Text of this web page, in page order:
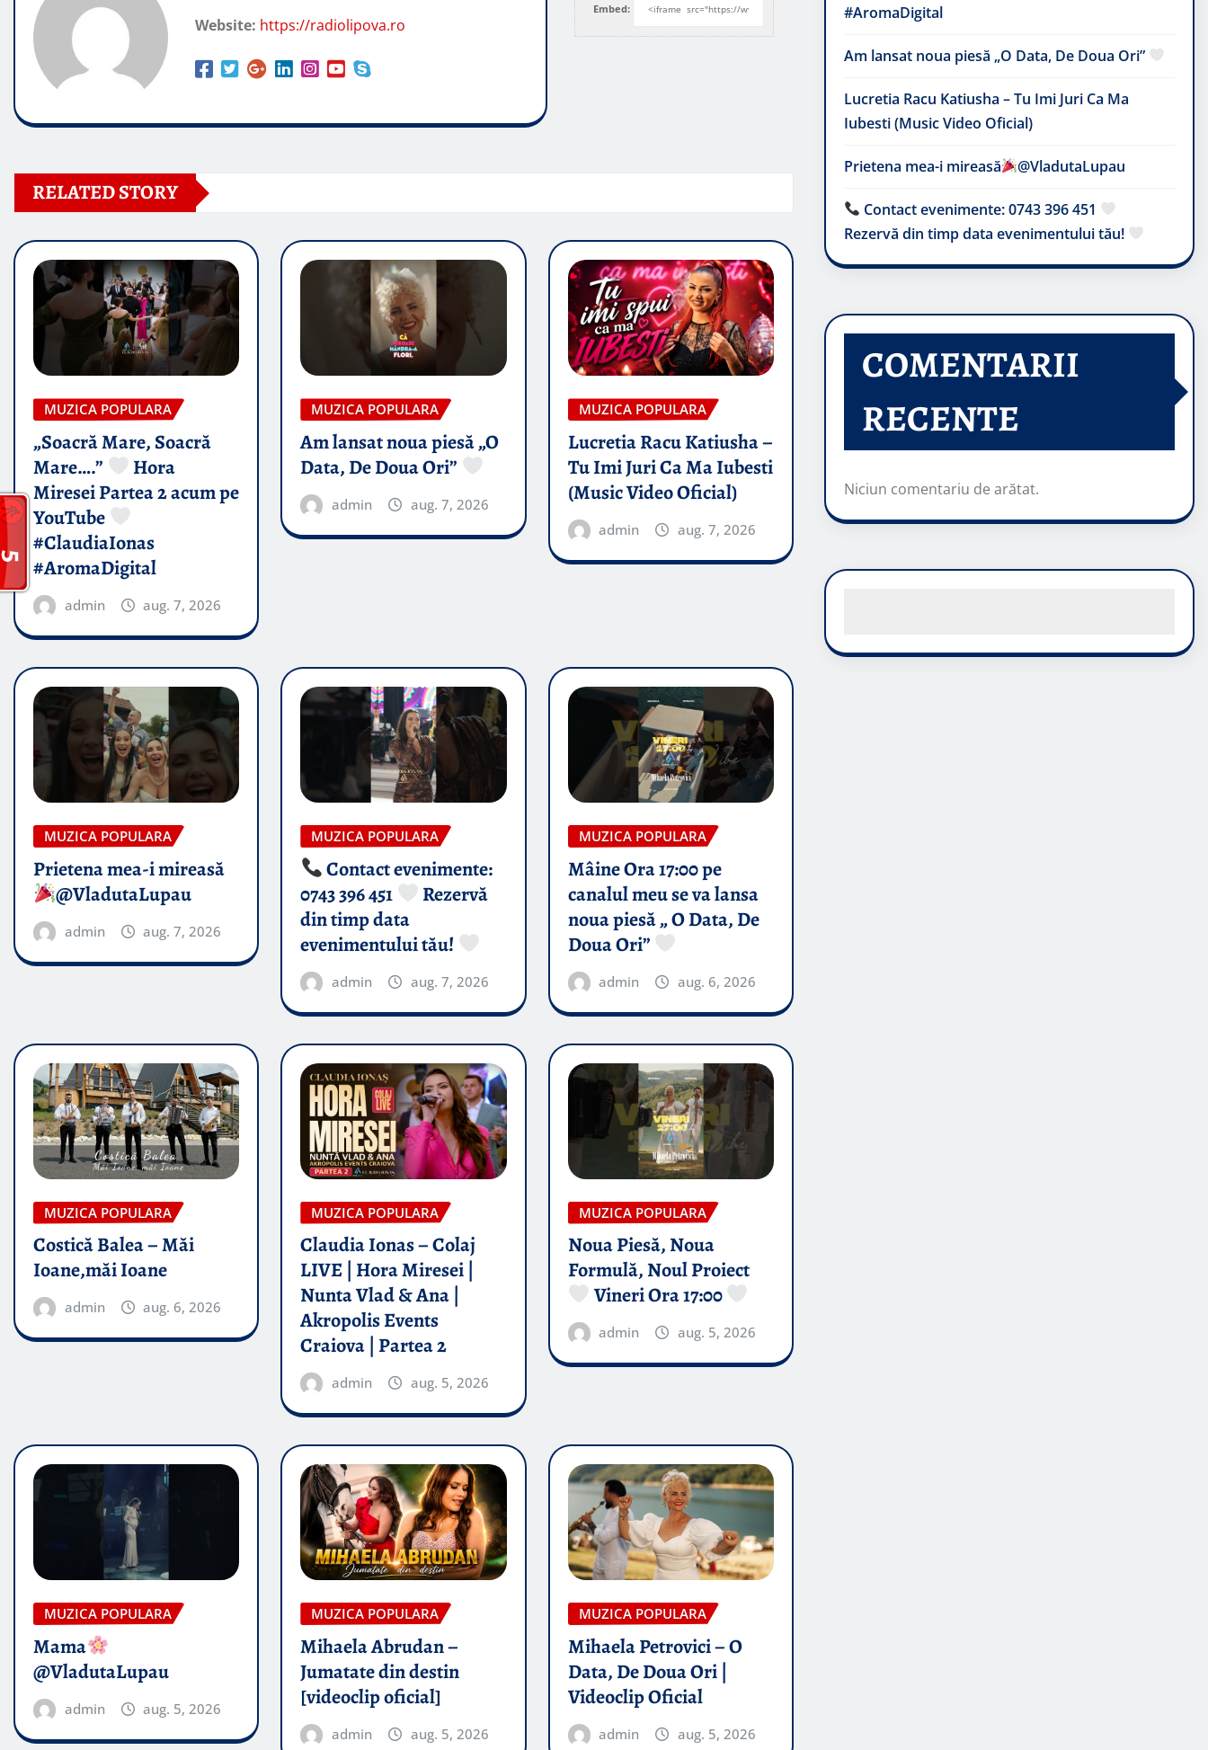
Embed:
Website: https://radiolipova.ro
RELATED STORY
MUZICA POPULARA
„Soacră Mare, Soacră
Mare….”
Hora
Miresei Partea 2 acum pe
YouTube
#ClaudiaIonas
#AromaDigital
admin aug. 7, 2026
MUZICA POPULARA
Am lansat noua piesă „O
Data, De Doua Ori”
admin aug. 7, 2026
MUZICA POPULARA
Lucretia Racu Katiusha –
Tu Imi Juri Ca Ma Iubesti
(Music Video Oficial)
admin aug. 7, 2026
MUZICA POPULARA
Prietena mea-i mireasă​
@VladutaLupau
admin aug. 7, 2026
MUZICA POPULARA
Contact evenimente:
0743 396 451
Rezervă
din timp data
evenimentului tău!
admin aug. 7, 2026
MUZICA POPULARA
Mâine Ora 17:00 pe
canalul meu se va lansa
noua piesă „ O Data, De
Doua Ori”
admin aug. 6, 2026
MUZICA POPULARA
Costică Balea – Măi
Ioane,măi Ioane
admin aug. 6, 2026
MUZICA POPULARA
Claudia Ionas – Colaj
LIVE | Hora Miresei |
Nunta Vlad & Ana |
Akropolis Events
Craiova | Partea 2
admin aug. 5, 2026
MUZICA POPULARA
Noua Piesă, Noua
Formulă, Noul Proiect
Vineri Ora 17:00
admin aug. 5, 2026
MUZICA POPULARA
Mama
@VladutaLupau
admin aug. 5, 2026
MUZICA POPULARA
Mihaela Abrudan –
Jumatate din destin
[videoclip oficial]
admin aug. 5, 2026
MUZICA POPULARA
Mihaela Petrovici – O
Data, De Doua Ori |
Videoclip Oficial
admin aug. 5, 2026
#AromaDigital
Am lansat noua piesă „O Data, De Doua Ori”
Lucretia Racu Katiusha – Tu Imi Juri Ca Ma
Iubesti (Music Video Oficial)
Prietena mea-i mireasă​ @VladutaLupau
Contact evenimente: 0743 396 451
Rezervă din timp data evenimentului tău!
COMENTARII
RECENTE
Niciun comentariu de arătat.